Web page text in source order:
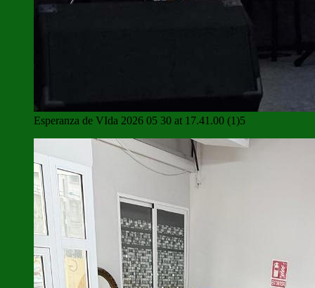
Esperanza de VIda 2026 05 30 at 17.41.00 (1)5